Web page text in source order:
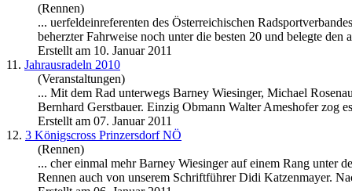
(Rennen)
... uerfeldeinreferenten des Österreichischen
beherzter Fahrweise noch unter die besten 20 und belegte den
Erstellt am 10. Januar 2011
11. Jahrausradeln 2010
(Veranstaltungen)
... Mit dem Rad unterwegs Barney Wiesinger, Michael
Bernhard Gerstbauer. Einzig Obmann Walter Ameshofer zog
Erstellt am 07. Januar 2011
12. 3 Königscross Prinzersdorf NÖ
(Rennen)
... cher einmal mehrBarney Wiesinger auf einem Rang unter
Rennen auch von unserem Schriftführer Didi Katzenmayer.